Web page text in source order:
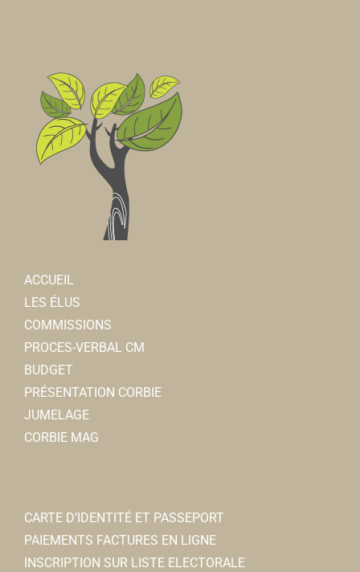
ACCUEIL
LES ÉLUS
COMMISSIONS
PROCES-VERBAL CM
BUDGET
PRÉSENTATION CORBIE
JUMELAGE
CORBIE MAG
CARTE D’IDENTITÉ ET PASSEPORT
PAIEMENTS FACTURES EN LIGNE
INSCRIPTION SUR LISTE ELECTORALE